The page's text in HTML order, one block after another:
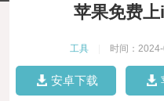
苹果免费
工具 时间：
安卓下载